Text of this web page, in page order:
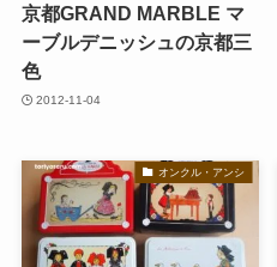
京都GRAND MARBLE マ
ーブルデニッシュの京都三
色
2012-11-04
オンクル・アンシ